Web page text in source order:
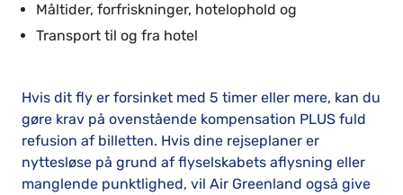
Måltider, forfriskninger, hotelophold og
Transport til og fra hotel
Hvis dit fly er forsinket med 5 timer eller mere, kan du
gøre krav på ovenstående kompensation PLUS fuld
refusion af billetten. Hvis dine rejseplaner er
nyttesløse på grund af flyselskabets aflysning eller
manglende punktlighed, vil Air Greenland også give